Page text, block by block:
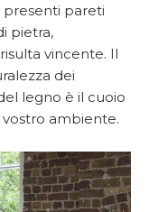
presenti pareti
pietra,
vincente. Il
dei
legno è il cuoio
vostro ambiente.